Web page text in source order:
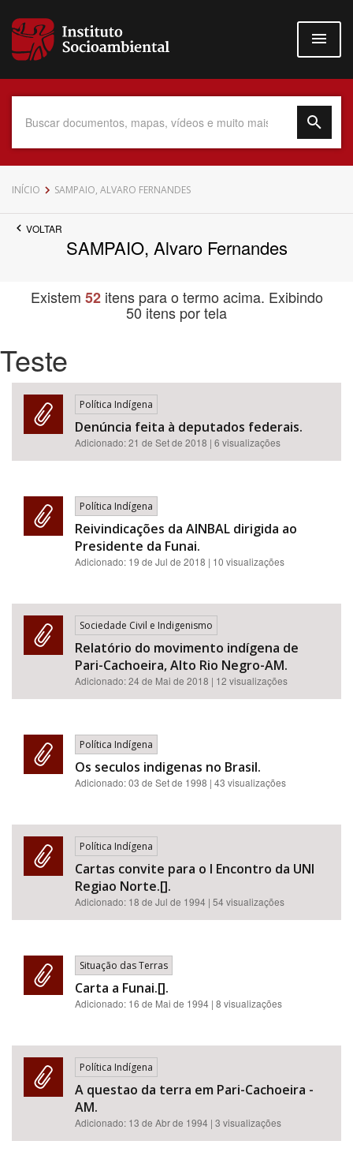
para
conteúdo
Data do Documento
Tema
Área de Levantamento
Área Protegida
INÍCIO SAMPAIO, ALVARO FERNANDES
VOLTAR
SAMPAIO, Alvaro Fernandes
Existem 52itens para o termo acima. Exibindo
50 itens por tela
Teste
Política Indígena
Denúncia feita à deputados federais.
Adicionado:21 de Set de 2018 | 6 visualizações
Política Indígena
Reivindicações da AINBAL dirigida ao
Presidente da Funai.
Adicionado: 19 de Jul de 2018 | 10 visualizações
Sociedade Civil e Indigenismo
Relatório do movimento indígena de
Pari-Cachoeira, Alto Rio Negro-AM.
Adicionado:24 de Mai de 2018 | 12 visualizações
Política Indígena
Os seculos indigenas no Brasil.
Adicionado:03 de Set de 1998 | 43 visualizações
Política Indígena
Cartas convite para o I Encontro da UNI
Regiao Norte.[].
Adicionado: 18 de Jul de 1994 | 54 visualizações
Situação das Terras
Carta a Funai.[].
Adicionado: 16 de Mai de 1994 | 8 visualizações
Política Indígena
A questao da terra em Pari-Cachoeira -
AM.
Adicionado: 13 de Abr de 1994 | 3 visualizações